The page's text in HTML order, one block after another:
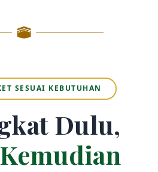
SESUAI KEBUTUHAN
Dulu,